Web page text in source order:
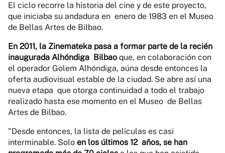
El ciclo recorre la historia del cine y de este proyecto,
que iniciaba su andadura en enero de 1983 en el Museo
de Bellas Artes de Bilbao.
En 2011, la Zinemateka pasa a formar parte de la recién
inaugurada Alhóndiga Bilbao que, en colaboración con
el operador Golem Alhóndiga, aúna desde entonces la
oferta audiovisual estable de la ciudad. Se abre así una
nueva etapa que otorga continuidad a todo el trabajo
realizado hasta ese momento en el Museo de Bellas
Artes de Bilbao.
"Desde entonces, la lista de películas es casi
interminable. Solo en los últimos 12 años, se han